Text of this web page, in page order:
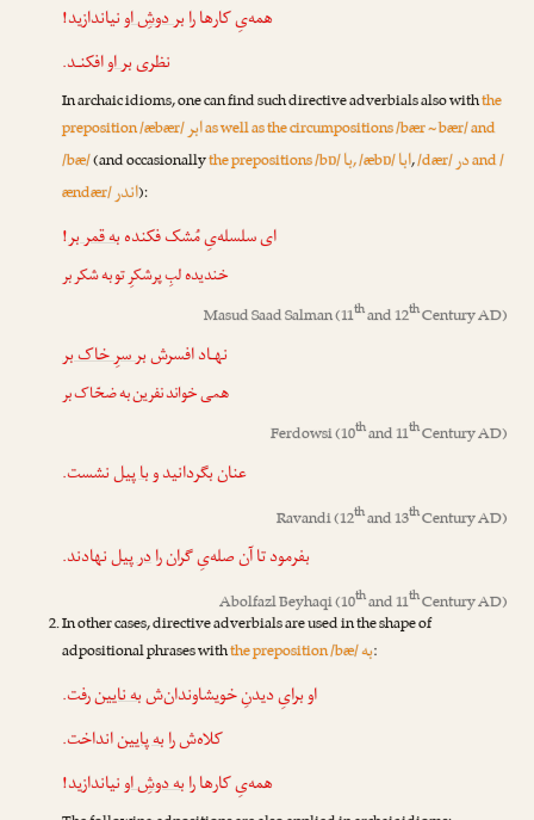
همه‌یِ کارها رابر دوشِ اونیاندازید!
نظریبر اوافکنـد.
In archaic idioms, one can find such directive adverbials also withthe
preposition /æbær/ابرas well as the circumpositions /bær ~ bær/ and
/bæ/(and occasionallythe prepositions /bɒ/با, /æbɒ/ابا,/dær/درand /
ændær/اندر):
ای سلسله‌یِ مُشک فکندهبه قمر بر!
خندیده لبِ پرشکرِ تو به شکر بر
Masud Saad Salman(11thand 12thCentury AD)
نهـاد افسرشبر سرِ خاک بر
همی خواند نفرین به ضحّاک بر
Ferdowsi(10thand 11thCentury AD)
عنان بگردانید وبا پیلنشست.
Ravandi(12thand 13thCentury AD)
بفرمود تا آن صله‌یِ گران رادر پیلنهادند.
Abolfazl Beyhaqi(10thand 11thCentury AD)
In other cases, directive adverbials are used in the shape of
adpositional phrases withthe preposition /bæ/به:
او برایِ دیدنِ خویشاوندان‌شبه نایینرفت.
کلاه‌ش رابه پایینانداخت.
همه‌یِ کارها رابه دوشِ اونیاندازید!